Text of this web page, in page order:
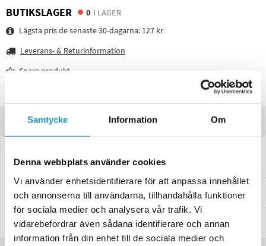
Samtycke Information Om
Denna webbplats använder cookies
Vi använder enhetsidentifierare för att anpassa innehållet
och annonserna till användarna, tillhandahålla funktioner
för sociala medier och analysera vår trafik. Vi
vidarebefordrar även sådana identifierare och annan
information från din enhet till de sociala medier och
BUTIKSLAGER 0 I LAGER
Lägsta pris de senaste 30-dagarna: 127 kr
Leverans- & Returinformation
Spara produkt
Produktinformation
till släpvagn
Specifikationer
Manualer & Guider